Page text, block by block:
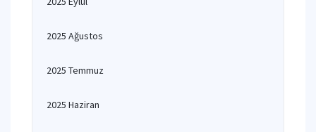
2025 Ağustos
2025 Temmuz
2025 Haziran